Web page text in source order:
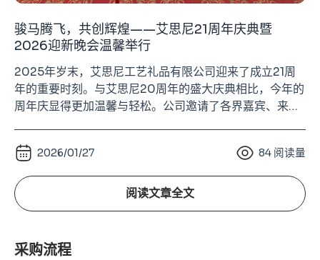
骏马腾飞，共创辉煌——艾思尼21周年庆典暨
2026迎新晚会温馨举行
2025年岁末，艾思尼工艺礼品有限公司迎来了成立21周
年的重要时刻。与艾思尼20周年的盛大庆典相比，今年的
周年庆显得更加温馨与轻松。公司邀请了各界嘉宾、来自
年的成长离不开每一位同事的努力，也离不开合作伙伴的
信任与支持。这场周年庆不仅是一次年终聚会，更像是一
场属于艾思尼大家庭的团聚。 喜庆布景迎宾
2026/01/27 84 阅读量
阅读文章全文
采购流程